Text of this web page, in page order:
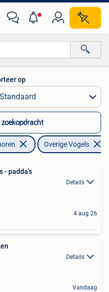
op
zoekopdracht
Overige Vogels
- padda's
Details
4 aug 26
Details
Vandaag